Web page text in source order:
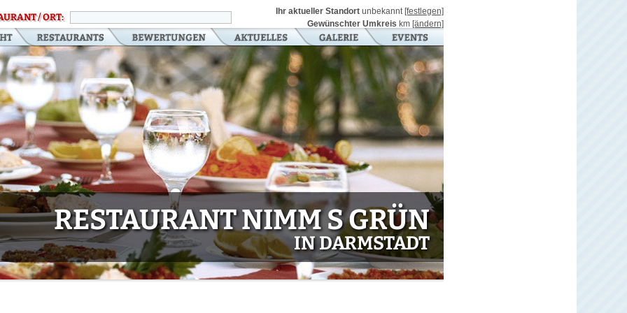
/ ORT:
Ihr aktueller Standort unbekannt [festlegen]
Gewünschter Umkreis km [ändern]
RESTAURANT NIMM S GRÜN
IN DARMSTADT